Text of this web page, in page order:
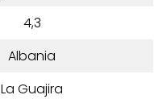
4,3
Albania
La Guajira